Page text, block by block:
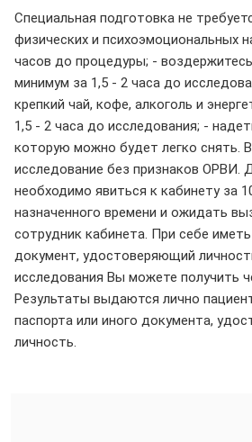
Специальная подготовка не
физических и психоэмоциональных
часов до процедуры; -
минимум за 1,5 - 2 часа до
крепкий чай, кофе, алкоголь и
1,5 - 2 часа до исследования; -
которую можно будет легко снять.
исследование без признаков ОРВИ.
необходимо явиться к кабинету за
назначенного времени и ожидать
сотрудник кабинета. При себе
документ, удостоверяющий
исследования Вы можете получить
Результаты выдаются лично
паспорта или иного документа,
личность.